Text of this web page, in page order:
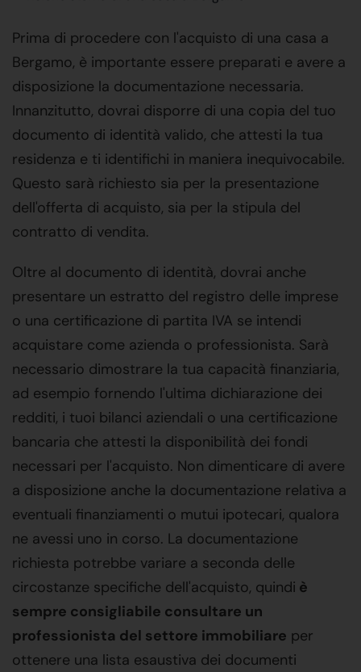
Prima di procedere con l'acquisto di una casa a
Bergamo, è importante essere preparati e avere a
disposizione la documentazione necessaria.
Innanzitutto, dovrai disporre di una copia del tuo
documento di identità valido, che attesti la tua
residenza e ti identifichi in maniera inequivocabile.
Questo sarà richiesto sia per la presentazione
dell'offerta di acquisto, sia per la stipula del
contratto di vendita.
Oltre al documento di identità, dovrai anche
presentare un estratto del registro delle imprese
o una certificazione di partita IVA se intendi
acquistare come azienda o professionista. Sarà
necessario dimostrare la tua capacità finanziaria,
ad esempio fornendo l'ultima dichiarazione dei
redditi, i tuoi bilanci aziendali o una certificazione
bancaria che attesti la disponibilità dei fondi
necessari per l'acquisto. Non dimenticare di avere
a disposizione anche la documentazione relativa a
eventuali finanziamenti o mutui ipotecari, qualora
ne avessi uno in corso. La documentazione
richiesta potrebbe variare a seconda delle
circostanze specifiche dell'acquisto, quindi è
sempre consigliabile consultare un
professionista del settore immobiliare per
ottenere una lista esaustiva dei documenti